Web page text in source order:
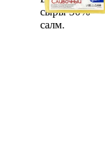
сыры 50%
салм.